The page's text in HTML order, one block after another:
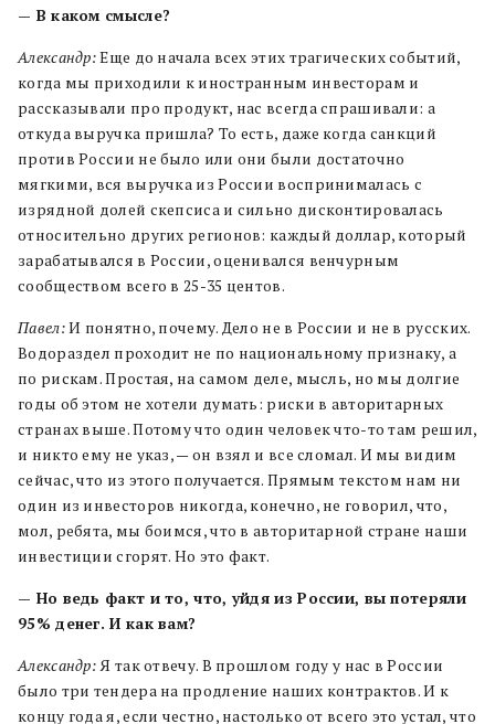
— В каком смысле?
Александр:Еще до начала всех этих трагических событий,
когда мы приходили к иностранным инвесторам и
рассказывали про продукт, нас всегда спрашивали: а
откуда выручка пришла? То есть, даже когда санкций
против России не было или они были достаточно
мягкими, вся выручка из России воспринималась с
изрядной долей скепсиса и сильно дисконтировалась
относительно других регионов: каждый доллар, который
зарабатывался в России, оценивался венчурным
сообществом всего в 25-35 центов.
Павел:И понятно, почему. Дело не в России и не в русских.
Водораздел проходит не по национальному признаку, а
по рискам. Простая, на самом деле, мысль, но мы долгие
годы об этом не хотели думать: риски в авторитарных
странах выше. Потому что один человек что-то там решил,
и никто ему не указ, — он взял и все сломал. И мы видим
сейчас, что из этого получается. Прямым текстом нам ни
один из инвесторов никогда, конечно, не говорил, что,
мол, ребята, мы боимся, что в авторитарной стране наши
инвестиции сгорят. Но это факт.
— Но ведь факт и то, что, уйдя из России, вы потеряли
95% денег. И как вам?
Александр: Я так отвечу. В прошлом году у нас в России
было три тендера на продление наших контрактов. И к
концу года я, если честно, настолько от всего это устал, что